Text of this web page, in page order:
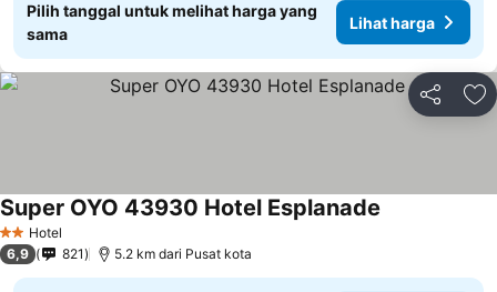
Pilih tanggal untuk melihat harga yang
sama
Lihat harga
Bagikan
2 Bintang
Hotel
Super OYO 43930 Hotel Esplanade
6,9 821 5.2 km dari Pusat kota